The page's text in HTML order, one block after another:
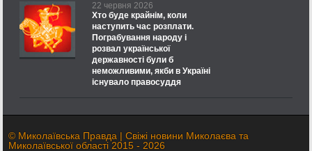
22 червня 2026
Хто буде крайнім, коли
наступить час розплати.
Пограбування народу і
розвал української
державності були б
неможливими, якби в Україні
існувало правосуддя
© Миколаївська Правда | Свіжі новини Миколаєва та
Миколаївської області 2015 - 2026